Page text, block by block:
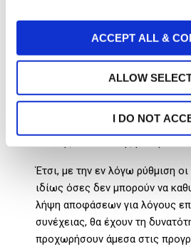
ACCEPT ALL &
ALLOW
I DO NOT
ακόμη στα Καταστατικά τους
σύγκλισης Γενικής Συνέλευσης
Επίσης, το ως άνω άρθρο 33
αναφέρεται μόνο στις
σε όλες τις εταιρικές μορφές
κεφαλαιουχικές εταιρείες) και
καταστατική ή εκ του νόμου
Έτσι, με την εν λόγω ρύθμιση οι
ιδίως όσες δεν μπορούν να
λήψη αποφάσεων για λόγους
συνέχειας, θα έχουν τη
προχωρήσουν άμεσα στις